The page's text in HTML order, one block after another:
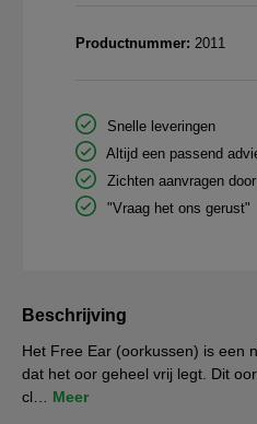
Productnummer: 2011
Snelle leveringen
Altijd een passend
Zichten aanvragen
"Vraag het ons gerust"
Beschrijving
Het Free Ear (oorkussen) is een
dat het oor geheel vrij legt. Dit
cl… Meer